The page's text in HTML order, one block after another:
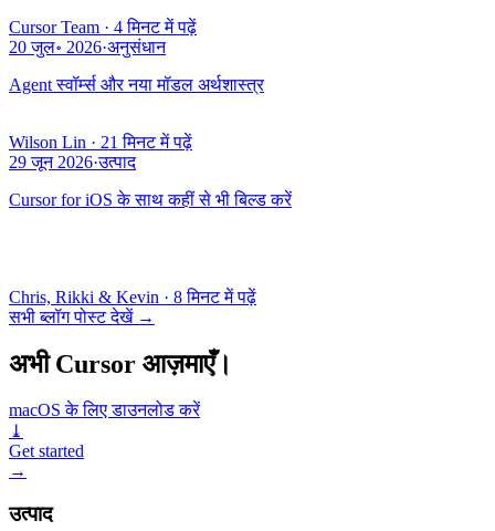
Cursor Team · 4 मिनट में पढ़ें
20 जुल॰ 2026·अनुसंधान
Agent स्वॉर्म्स और नया मॉडल अर्थशास्त्र
Wilson Lin · 21 मिनट में पढ़ें
29 जून 2026·उत्पाद
Cursor for iOS के साथ कहीं से भी बिल्ड करें
Chris, Rikki & Kevin · 8 मिनट में पढ़ें
सभी ब्लॉग पोस्ट देखें→
अभी Cursor आज़माएँ।
macOS के लिए डाउनलोड करें
⤓
Get started
→
उत्पाद